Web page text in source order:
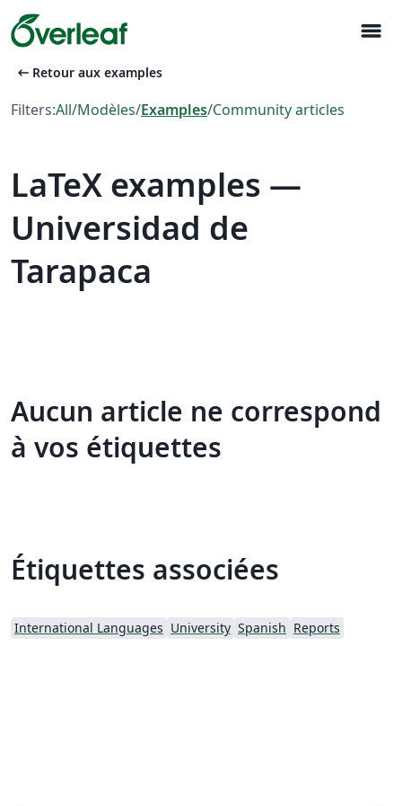
menu
arrow_left_alt Retour aux examples
Filters:All/Modèles/Examples/Community articles
LaTeX examples —
Universidad de
Tarapaca
Aucun article ne correspond
à vos étiquettes
Étiquettes associées
International Languages University Spanish Reports